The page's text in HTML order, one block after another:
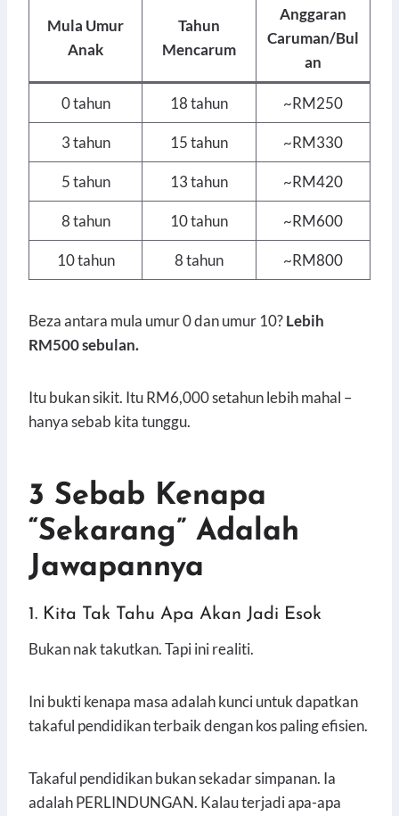
Mula Umur
Anak
Tahun
Mencarum
Anggaran
Caruman/Bul
an
0 tahun 18 tahun ~RM250
3 tahun 15 tahun ~RM330
5 tahun 13 tahun ~RM420
8 tahun 10 tahun ~RM600
10 tahun 8 tahun ~RM800
Beza antara mula umur 0 dan umur 10?Lebih
RM500 sebulan.
Itu bukan sikit. Itu RM6,000 setahun lebih mahal –
hanya sebab kita tunggu.
3 Sebab Kenapa
“Sekarang” Adalah
Jawapannya
1. Kita Tak Tahu Apa Akan Jadi Esok
Bukan nak takutkan. Tapi ini realiti.
Ini bukti kenapa masa adalah kunci untuk dapatkan
takaful pendidikan terbaik dengan kos paling efisien.
Takaful pendidikan bukan sekadar simpanan. Ia
adalah PERLINDUNGAN. Kalau terjadi apa-apa